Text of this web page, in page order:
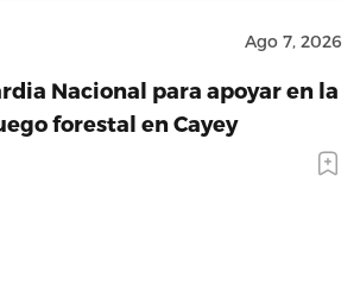
Ago 7, 2026
Nacional para apoyar en la
forestal en Cayey